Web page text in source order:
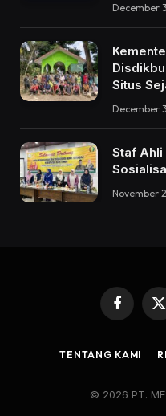
December
Situs
December
Staf Ahli
November
Facebook
X
TENTANG KAMI
© 2026 PT.